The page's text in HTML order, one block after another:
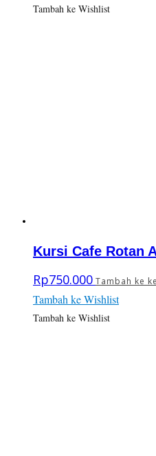
Tambah ke Wishlist
Kursi Cafe Rotan
Rp750.000 Tambah ke
Tambah ke Wishlist
Tambah ke Wishlist